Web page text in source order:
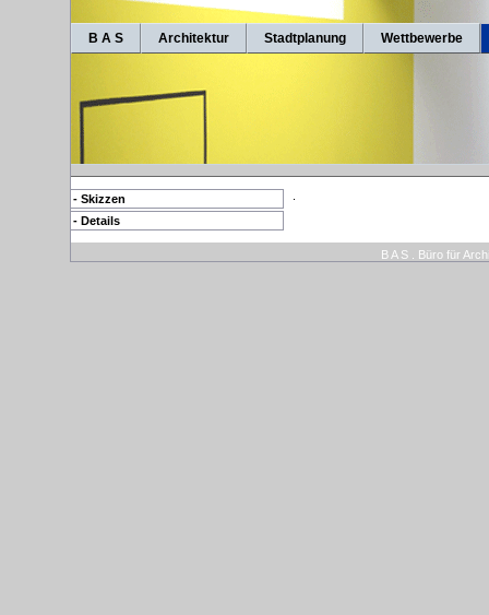
B A S Architektur Stadtplanung Wettbewerbe
- Skizzen
- Details
B A S . Büro für